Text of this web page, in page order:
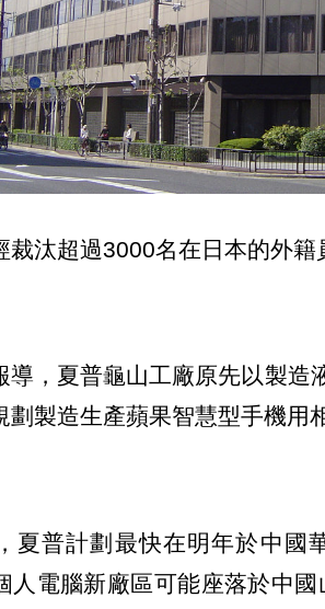
汰超過3000名在日本的外籍
導，夏普龜山工廠原先以製造
劃製造生產蘋果智慧型手機用
夏普計劃最快在明年於中國
人電腦新廠區可能座落於中